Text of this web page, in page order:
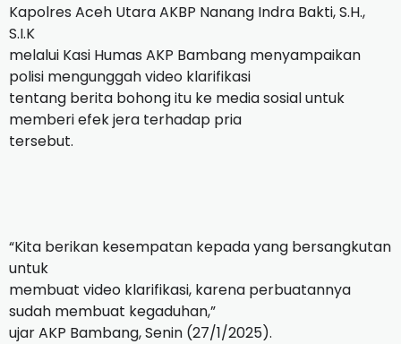
Kapolres Aceh Utara AKBP Nanang Indra Bakti, S.H.,
S.I.K
melalui Kasi Humas AKP Bambang menyampaikan
polisi mengunggah video klarifikasi
tentang berita bohong itu ke media sosial untuk
memberi efek jera terhadap pria
tersebut.
“Kita berikan kesempatan kepada yang bersangkutan
untuk
membuat video klarifikasi, karena perbuatannya
sudah membuat kegaduhan,”
ujar AKP Bambang, Senin (27/1/2025).